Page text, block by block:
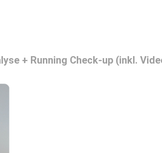
+ Running Check-up (inkl.